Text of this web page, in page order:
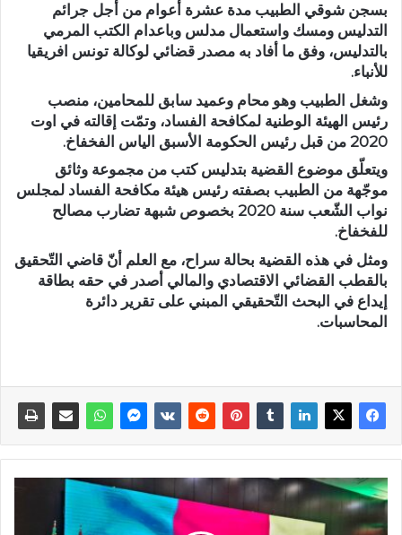
بسجن شوقي الطبيب مدة عشرة أعوام من أجل جرائم
التدليس ومسك واستعمال مدلس وباعدام الكتب المرمي
بالتدليس، وفق ما أفاد به مصدر قضائي لوكالة تونس افريقيا
للأنباء.
وشغل الطبيب وهو محام وعميد سابق للمحامين، منصب
رئيس الهيئة الوطنية لمكافحة الفساد، وتمّت إقالته في اوت
2020 من قبل رئيس الحكومة الأسبق الياس الفخفاخ.
ويتعلّق موضوع القضية بتدليس كتب من مجموعة وثائق
موجّهة من الطبيب بصفته رئيس هيئة مكافحة الفساد لمجلس
نواب الشّعب سنة 2020 بخصوص شبهة تضارب مصالح
للفخفاخ.
ومثل في هذه القضية بحالة سراح، مع العلم أنّ قاضي التّحقيق
بالقطب القضائي الاقتصادي والمالي أصدر في حقه بطاقة
إيداع في البحث التّحقيقي المبني على تقرير دائرة
المحاسبات.